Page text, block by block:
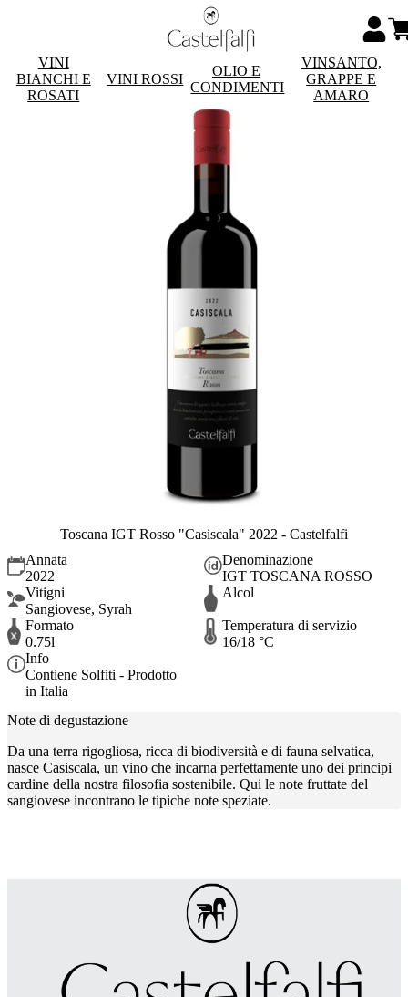
VINI
BIANCHI E
ROSATI
VINI ROSSI
OLIO E
CONDIMENTI
VINSANTO,
GRAPPE E
AMARO
Toscana IGT Rosso "Casiscala" 2022 - Castelfalfi
Annata
2022
Denominazione
IGT TOSCANA ROSSO
Vitigni
Sangiovese, Syrah
Alcol
Formato
0.75l
Temperatura di servizio
16/18 °C
Info
Contiene Solfiti - Prodotto
in Italia
Note di degustazione
Da una terra rigogliosa, ricca di biodiversità e di fauna selvatica,
nasce Casiscala, un vino che incarna perfettamente uno dei principi
cardine della nostra filosofia sostenibile. Qui le note fruttate del
sangiovese incontrano le tipiche note speziate.